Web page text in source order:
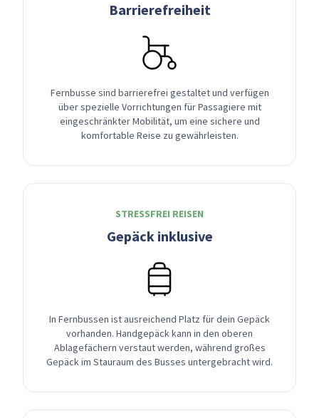
Barrierefreiheit
Fernbusse sind barrierefrei gestaltet und verfügen
über spezielle Vorrichtungen für Passagiere mit
eingeschränkter Mobilität, um eine sichere und
komfortable Reise zu gewährleisten.
STRESSFREI REISEN
Gepäck inklusive
In Fernbussen ist ausreichend Platz für dein Gepäck
vorhanden. Handgepäck kann in den oberen
Ablagefächern verstaut werden, während großes
Gepäck im Stauraum des Busses untergebracht wird.